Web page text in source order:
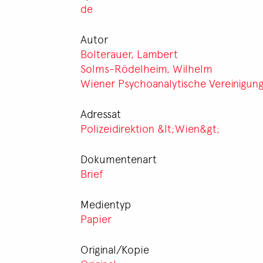
de
Autor
Bolterauer, Lambert
Solms-Rödelheim, Wilhelm
Wiener Psychoanalytische Vereinigung
Adressat
Polizeidirektion &lt;Wien&gt;
Dokumentenart
Brief
Medientyp
Papier
Original/Kopie